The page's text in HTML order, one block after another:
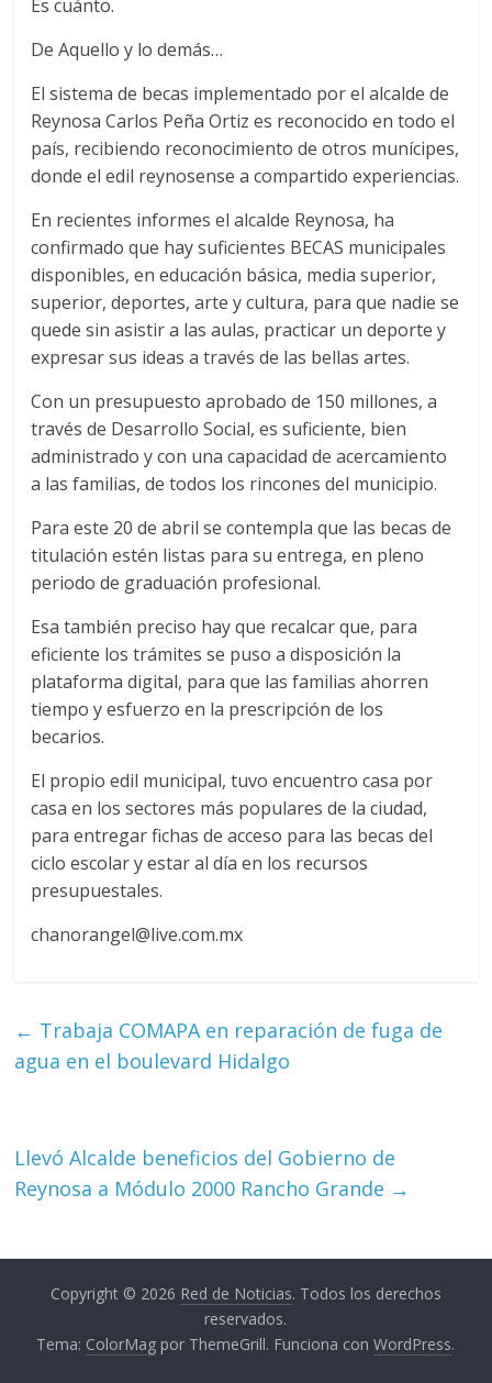
Es cuánto.
De Aquello y lo demás…
El sistema de becas implementado por el alcalde de
Reynosa Carlos Peña Ortiz es reconocido en todo el
país, recibiendo reconocimiento de otros munícipes,
donde el edil reynosense a compartido experiencias.
En recientes informes el alcalde Reynosa, ha
confirmado que hay suficientes BECAS municipales
disponibles, en educación básica, media superior,
superior, deportes, arte y cultura, para que nadie se
quede sin asistir a las aulas, practicar un deporte y
expresar sus ideas a través de las bellas artes.
Con un presupuesto aprobado de 150 millones, a
través de Desarrollo Social, es suficiente, bien
administrado y con una capacidad de acercamiento
a las familias, de todos los rincones del municipio.
Para este 20 de abril se contempla que las becas de
titulación estén listas para su entrega, en pleno
periodo de graduación profesional.
Esa también preciso hay que recalcar que, para
eficiente los trámites se puso a disposición la
plataforma digital, para que las familias ahorren
tiempo y esfuerzo en la prescripción de los
becarios.
El propio edil municipal, tuvo encuentro casa por
casa en los sectores más populares de la ciudad,
para entregar fichas de acceso para las becas del
ciclo escolar y estar al día en los recursos
presupuestales.
chanorangel@live.com.mx
← Trabaja COMAPA en reparación de fuga de
agua en el boulevard Hidalgo
Llevó Alcalde beneficios del Gobierno de
Reynosa a Módulo 2000 Rancho Grande →
Copyright © 2026 Red de Noticias. Todos los derechos
reservados.
Tema: ColorMag por ThemeGrill. Funciona conWordPress.